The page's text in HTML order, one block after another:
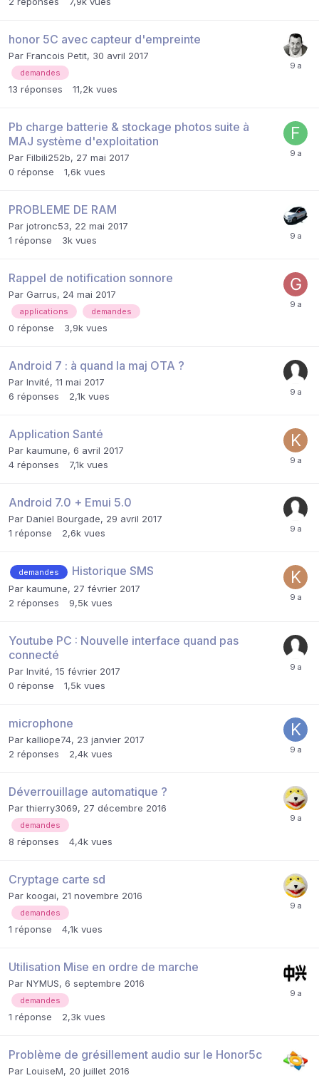
honor 5C avec capteur d'empreinte
Par Francois Petit, 30 avril 2017
demandes
13 réponses 11,2k vues
Pb charge batterie & stockage photos suite à
MAJ système d'exploitation
Par Filbili252b, 27 mai 2017
0 réponse 1,6k vues
PROBLEME DE RAM
Par jotronc53, 22 mai 2017
1 réponse 3k vues
Rappel de notification sonnore
Par Garrus, 24 mai 2017
applications demandes
0 réponse 3,9k vues
Android 7 : à quand la maj OTA ?
Par Invité, 11 mai 2017
6 réponses 2,1k vues
Application Santé
Par kaumune, 6 avril 2017
4 réponses 7,1k vues
Android 7.0 + Emui 5.0
Par Daniel Bourgade, 29 avril 2017
1 réponse 2,6k vues
demandes Historique SMS
Par kaumune, 27 février 2017
2 réponses 9,5k vues
Youtube PC : Nouvelle interface quand pas
connecté
Par Invité, 15 février 2017
0 réponse 1,5k vues
microphone
Par kalliope74, 23 janvier 2017
2 réponses 2,4k vues
Déverrouillage automatique ?
Parthierry3069, 27 décembre 2016
demandes
8 réponses 4,4k vues
Cryptage carte sd
Par koogai, 21 novembre 2016
demandes
1 réponse 4,1k vues
Utilisation Mise en ordre de marche
Par NYMUS, 6 septembre 2016
demandes
1 réponse 2,3k vues
Problème de grésillement audio sur le Honor5c
Par LouiseM, 20 juillet 2016